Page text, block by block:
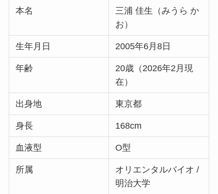
本名
三浦 佳生（みうら か
お）
生年月日 2005年6月8日
年齢
20歳（2026年2月現
在）
出身地 東京都
身長 168cm
血液型 O型
所属
オリエンタルバイオ /
明治大学